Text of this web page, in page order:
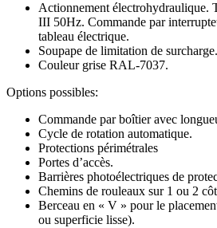
Actionnement électrohydraulique.
III 50Hz. Commande par
tableau électrique.
Soupape de limitation de surcharge.
Couleur grise RAL-7037.
Options possibles:
Commande par boîtier avec
Cycle de rotation automatique.
Protections périmétrales
Portes d’accès.
Barrières photoélectriques de
Chemins de rouleaux sur 1 ou 2
Berceau en « V » pour le
ou superficie lisse).